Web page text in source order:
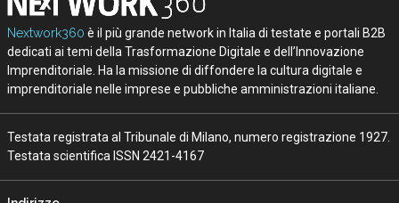
Nextwork360 è il più grande network in Italia di testate e portali B2B
dedicati ai temi della Trasformazione Digitale e dell’Innovazione
Imprenditoriale. Ha la missione di diffondere la cultura digitale e
imprenditoriale nelle imprese e pubbliche amministrazioni italiane.
Testata registrata al Tribunale di Milano, numero registrazione 1927.
Testata scientifica ISSN 2421-4167